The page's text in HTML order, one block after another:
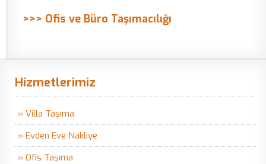
>>> Ofis ve Büro Taşımacılığı
Hizmetlerimiz
» Villa Taşıma
» Evden Eve Nakliye
» Ofis Taşıma